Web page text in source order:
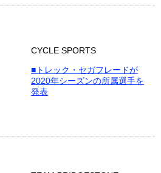
CYCLE SPORTS
■トレック・セガフレードが
2020年シーズンの所属選手を
発表